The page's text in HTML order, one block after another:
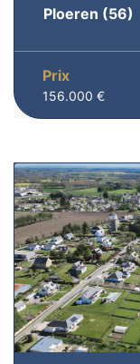
Ploeren (56)
Prix
156.000 €